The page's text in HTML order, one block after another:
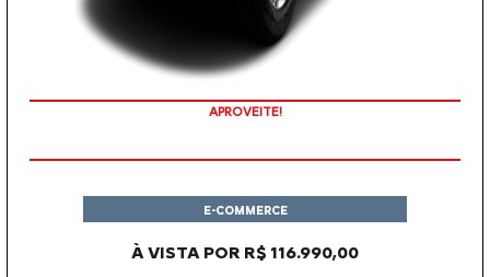
APROVEITE!
À VISTA POR R$ 116.990,00
E-COMMERCE